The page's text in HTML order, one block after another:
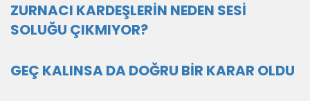
ZURNACI KARDEŞLERİN NEDEN SESİ
SOLUĞU ÇIKMIYOR?
GEÇ KALINSA DA DOĞRU BİR KARAR OLDU